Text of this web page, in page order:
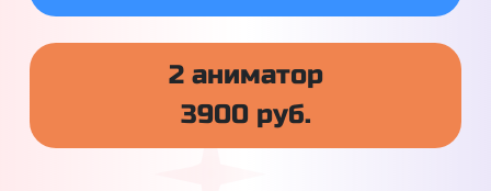
2 аниматор
3900 руб.